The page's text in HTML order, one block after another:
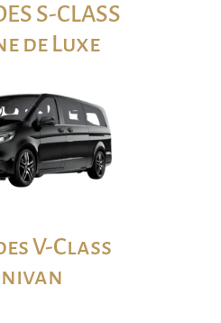
S-CLASS
de Luxe
V-Class